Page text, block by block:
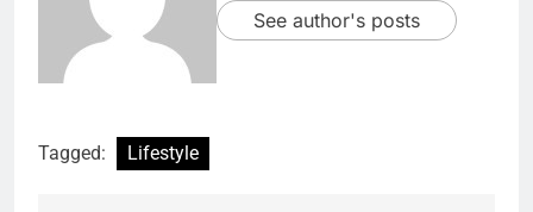
See author's posts
Tagged: Lifestyle